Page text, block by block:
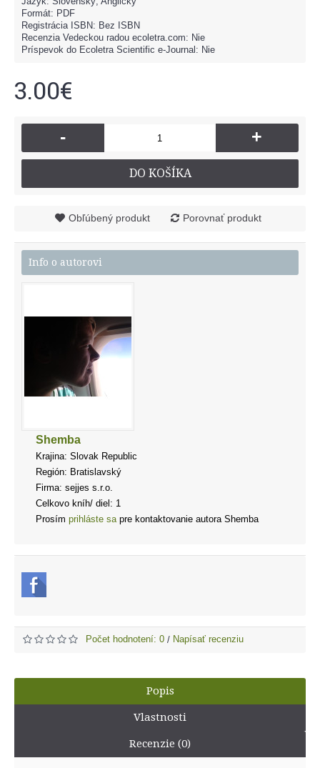
Formát: PDF
Registrácia ISBN: Bez ISBN
Recenzia Vedeckou radou ecoletra.com: Nie
Príspevok do Ecoletra Scientific e-Journal: Nie
3.00€
- +
DO KOŠÍKA
Obľúbený produkt Porovnať produkt
Info o autorovi
Shemba
Krajina: Slovak Republic
Región: Bratislavský
Firma: sejjes s.r.o.
Celkovo kníh/ diel: 1
Prosím prihláste sapre kontaktovanie autora Shemba
Počet hodnotení: 0 / Napísať recenziu
Popis
Vlastnosti
Recenzie (0)